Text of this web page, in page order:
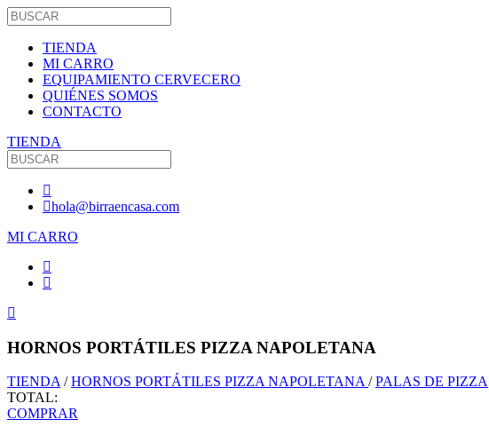
TIENDA
MI CARRO
EQUIPAMIENTO CERVECERO
QUIÉNES SOMOS
CONTACTO
TIENDA
hola@birraencasa.com
MI CARRO
HORNOS PORTÁTILES PIZZA NAPOLETANA
TIENDA/HORNOS PORTÁTILES PIZZA NAPOLETANA/PALAS DE PIZZA
TOTAL:
COMPRAR